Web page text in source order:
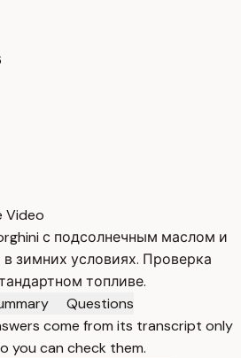
Video
с подсолнечным маслом и
зимних условиях. Проверка
топливе.
Questions
come from its transcript only
you can check them.